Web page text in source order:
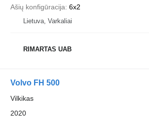
Ašių konfigūracija 6x2
Lietuva, Varkaliai
RIMARTAS UAB
Volvo FH 500
Vilkikas
2020